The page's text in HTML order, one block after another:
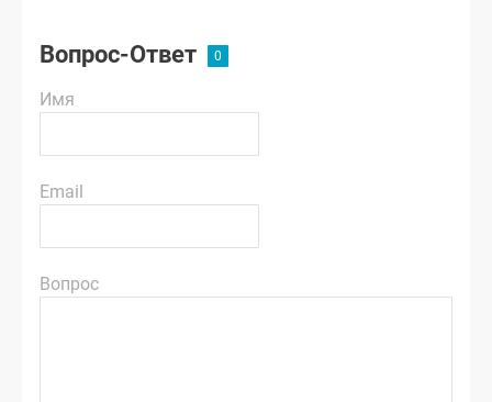
Вопрос-Ответ
Имя
Email
Вопрос